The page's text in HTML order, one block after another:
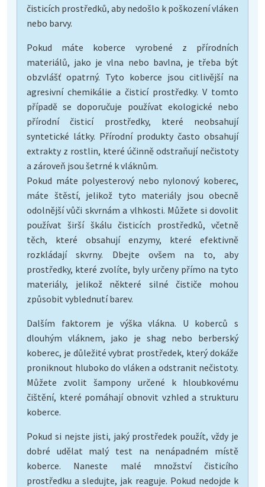
čisticích prostředků, aby nedošlo k poškození vláken
nebo barvy.
Pokud máte koberce vyrobené z přírodních
materiálů, jako je vlna nebo bavlna, je třeba být
obzvlášť opatrný. Tyto koberce jsou citlivější na
agresivní chemikálie a čisticí prostředky. V tomto
případě se doporučuje používat ekologické nebo
přírodní čisticí prostředky, které neobsahují
syntetické látky. Přírodní produkty často obsahují
extrakty z rostlin, které účinně odstraňují nečistoty
a zároveň jsou šetrné k vláknům.
Pokud máte polyesterový nebo nylonový koberec,
máte štěstí, jelikož tyto materiály jsou obecně
odolnější vůči skvrnám a vlhkosti. Můžete si dovolit
používat širší škálu čisticích prostředků, včetně
těch, které obsahují enzymy, které efektivně
rozkládají skvrny. Dbejte ovšem na to, aby
prostředky, které zvolíte, byly určeny přímo na tyto
materiály, jelikož některé silné čističe mohou
způsobit vyblednutí barev.
Dalším faktorem je výška vlákna. U koberců s
dlouhým vláknem, jako je shag nebo berberský
koberec, je důležité vybrat prostředek, který dokáže
proniknout hluboko do vláken a odstranit nečistoty.
Můžete zvolit šampony určené k hloubkovému
čištění, které pomáhají obnovit vzhled a strukturu
koberce.
Pokud si nejste jisti, jaký prostředek použít, vždy je
dobré udělat malý test na nenápadném místě
koberce. Naneste malé množství čisticího
prostředku a sledujte, jak reaguje. Pokud nedojde k